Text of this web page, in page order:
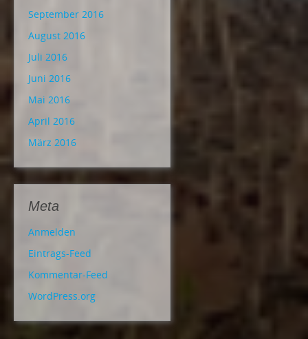
September 2016
August 2016
Juli 2016
Juni 2016
Mai 2016
April 2016
März 2016
Meta
Anmelden
Eintrags-Feed
Kommentar-Feed
WordPress.org